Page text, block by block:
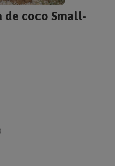
de coco Small-